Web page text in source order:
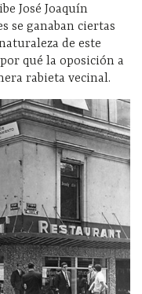
José Joaquín
se ganaban ciertas
de este
qué la oposición a
rabieta vecinal.